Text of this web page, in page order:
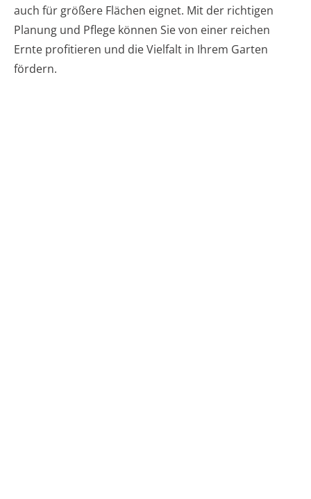
auch für größere Flächen eignet. Mit der richtigen
Planung und Pflege können Sie von einer reichen
Ernte profitieren und die Vielfalt in Ihrem Garten
fördern.